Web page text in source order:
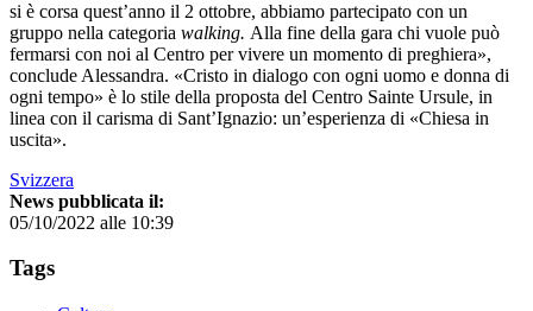
si è corsa quest’anno il 2 ottobre, abbiamo partecipato con un
gruppo nella categoria walking. Alla fine della gara chi vuole può
fermarsi con noi al Centro per vivere un momento di preghiera»,
conclude Alessandra. «Cristo in dialogo con ogni uomo e donna di
ogni tempo» è lo stile della proposta del Centro Sainte Ursule, in
linea con il carisma di Sant’Ignazio: un’esperienza di «Chiesa in
uscita».
Svizzera
News pubblicata il:
05/10/2022 alle 10:39
Tags